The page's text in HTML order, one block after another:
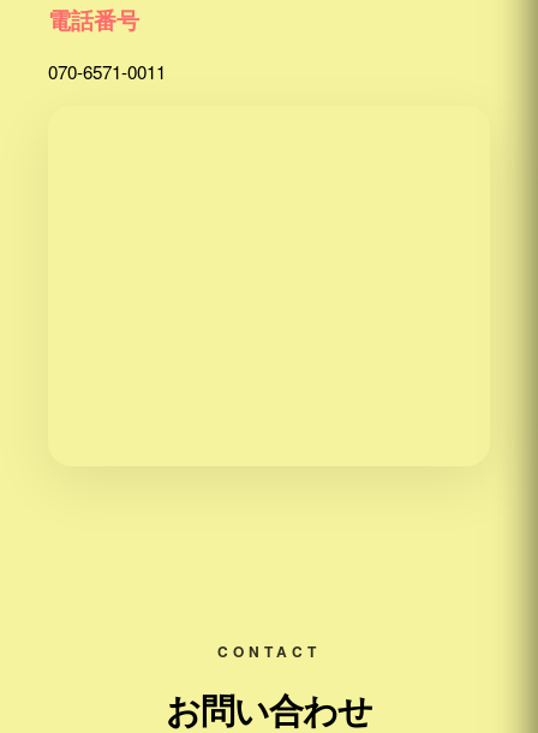
電話番号
070-6571-0011
CONTACT
お問い合わせ